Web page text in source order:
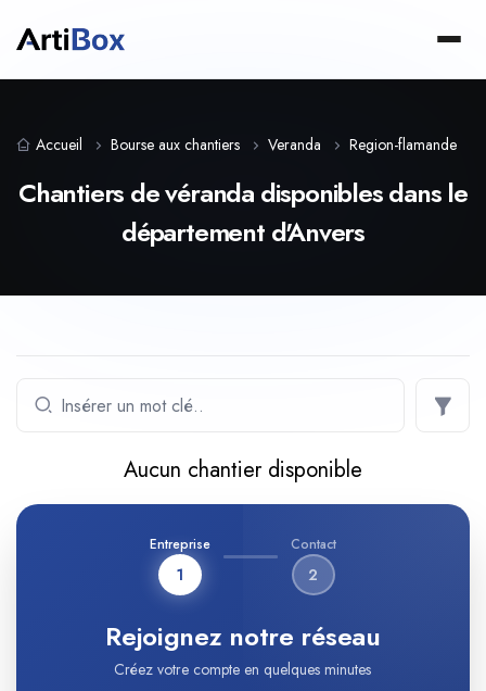
Accueil Bourse aux chantiers Veranda Region-flamande
Chantiers de véranda disponibles dans le
département d'Anvers
Aucun chantier disponible
Entreprise
1
Contact
2
Rejoignez notre réseau
Créez votre compte en quelques minutes